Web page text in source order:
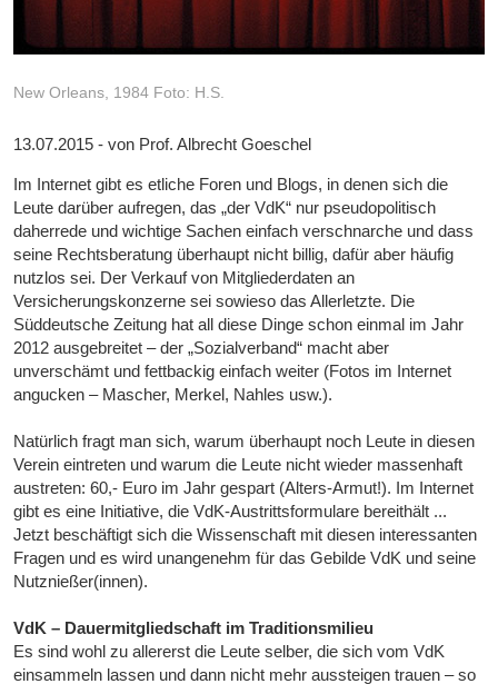
New Orleans, 1984 Foto: H.S.
13.07.2015 - von Prof. Albrecht Goeschel
Im Internet gibt es etliche Foren und Blogs, in denen sich die
Leute darüber aufregen, das „der VdK“ nur pseudopolitisch
daherrede und wichtige Sachen einfach verschnarche und dass
seine Rechtsberatung überhaupt nicht billig, dafür aber häufig
nutzlos sei. Der Verkauf von Mitgliederdaten an
Versicherungskonzerne sei sowieso das Allerletzte. Die
Süddeutsche Zeitung hat all diese Dinge schon einmal im Jahr
2012 ausgebreitet – der „Sozialverband“ macht aber
unverschämt und fettbackig einfach weiter (Fotos im Internet
angucken – Mascher, Merkel, Nahles usw.).
Natürlich fragt man sich, warum überhaupt noch Leute in diesen
Verein eintreten und warum die Leute nicht wieder massenhaft
austreten: 60,- Euro im Jahr gespart (Alters-Armut!). Im Internet
gibt es eine Initiative, die VdK-Austrittsformulare bereithält ...
Jetzt beschäftigt sich die Wissenschaft mit diesen interessanten
Fragen und es wird unangenehm für das Gebilde VdK und seine
Nutznießer(innen).
VdK – Dauermitgliedschaft im Traditionsmilieu
Es sind wohl zu allererst die Leute selber, die sich vom VdK
einsammeln lassen und dann nicht mehr aussteigen trauen – so